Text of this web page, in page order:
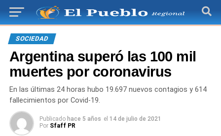
SOCIEDAD
Argentina superó las 100 mil
muertes por coronavirus
En las últimas 24 horas hubo 19.697 nuevos contagios y 614
fallecimientos por Covid-19.
Publicado hace 5 años el 14 de julio de 2021
Por Sfaff PR